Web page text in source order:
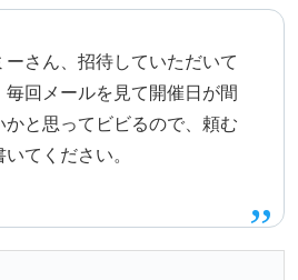
さん、招待していただいて
回メールを見て開催日が間
と思ってビビるので、頼む
てください。